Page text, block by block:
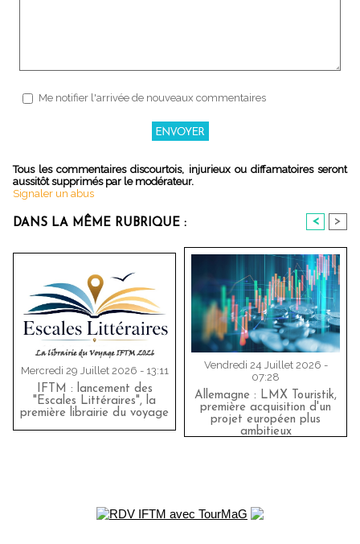
Me notifier l'arrivée de nouveaux commentaires
Tous les commentaires discourtois, injurieux ou diffamatoires seront
aussitôt supprimés par le modérateur.
Signaler un abus
DANS LA MÊME RUBRIQUE : < >
Mercredi 29 Juillet 2026 - 13:11
IFTM : lancement des
"Escales Littéraires", la
première librairie du voyage
Vendredi 24 Juillet 2026 -
07:28
Allemagne : LMX Touristik,
première acquisition d'un
projet européen plus
ambitieux